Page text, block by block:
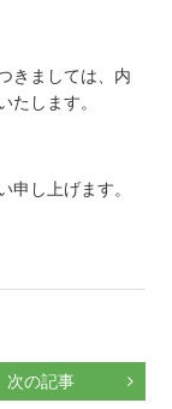
きましては、内
たします。
申し上げます。
次の記事